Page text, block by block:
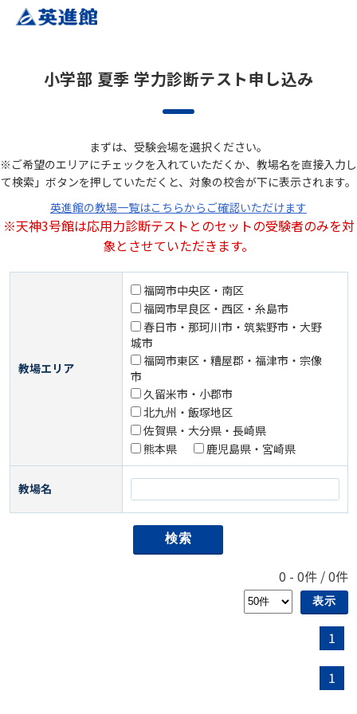
小学部 夏季 学力診断テスト申し込み
まずは、受験会場を選択ください。
※ご希望のエリアにチェックを入れていただくか、教場名を直接入力し
て検索」ボタンを押していただくと、対象の校舎が下に表示されます。
英進館の教場一覧はこちらからご確認いただけます
※天神3号館は応用力診断テストとのセットの受験者のみを対
象とさせていただきます。
教場エリア
福岡市中央区・南区
福岡市早良区・西区・糸島市
春日市・那珂川市・筑紫野市・大野
城市
福岡市東区・糟屋郡・福津市・宗像
市
久留米市・小郡市
北九州・飯塚地区
佐賀県・大分県・長崎県
熊本県
鹿児島県・宮崎県
教場名
0 - 0件 /0件
1
1